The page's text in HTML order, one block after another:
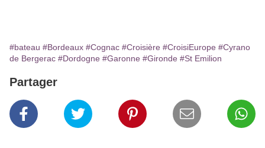
#bateau #Bordeaux #Cognac #Croisière #CroisiEurope #Cyrano
de Bergerac #Dordogne #Garonne #Gironde #St Emilion
Partager